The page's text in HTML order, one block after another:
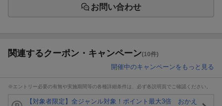
お問い合わせ
関連するクーポン・キャンペーン(10件)
開催中のキャンペーンをもっと見る
※エントリー必要の有無や実施期間等の各種詳細条件は、必ず各説明頁でご確認ください。
【対象者限定】全ジャンル対象！ポイント最大3倍 おかえ